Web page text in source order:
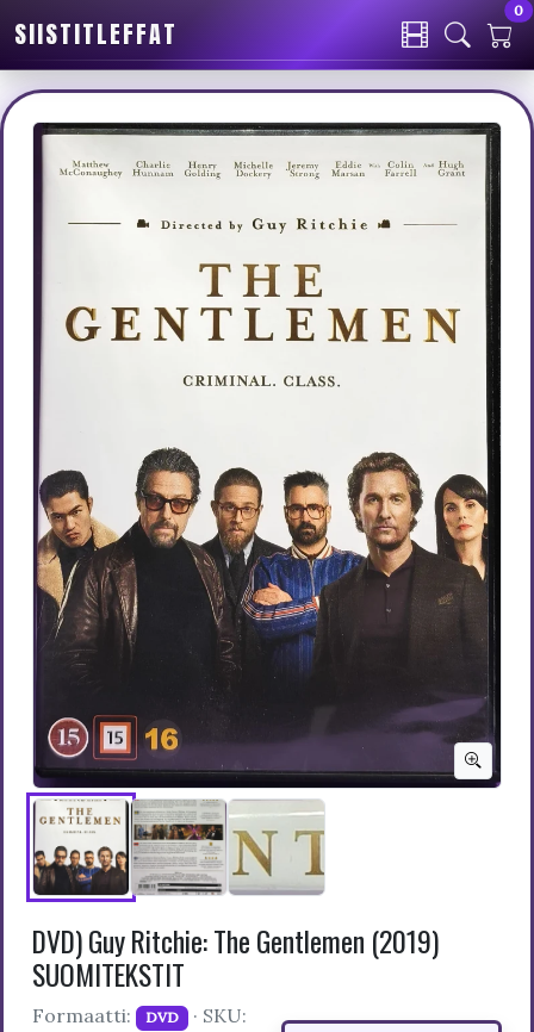
SIISTITLEFFAT
0
DVD) Guy Ritchie: The Gentlemen (2019)
SUOMITEKSTIT
Formaatti: DVD · SKU: